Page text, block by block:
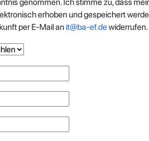
genommen. Ich stimme zu, dass
erhoben und gespeichert
per E-Mail an it@ba-ef.dewiderrufen.